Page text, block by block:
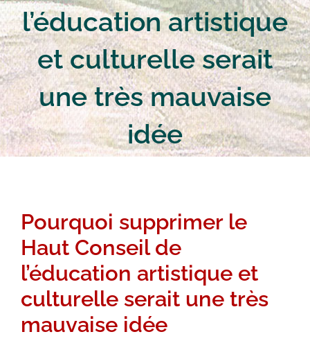
Contact
l’éducation artistique
et culturelle serait
une très mauvaise
idée
Pourquoi supprimer le
Haut Conseil de
l’éducation artistique et
culturelle serait une très
mauvaise idée